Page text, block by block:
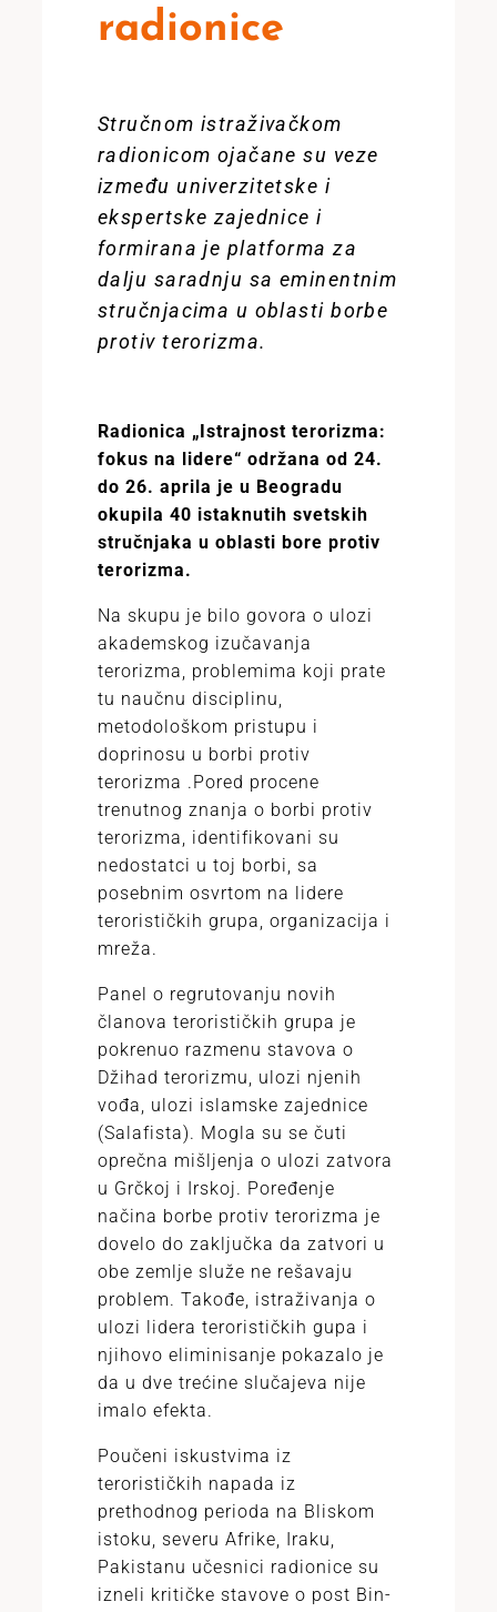
radionice
Stručnom istraživačkom
radionicom ojačane su veze
između univerzitetske i
ekspertske zajednice i
formirana je platforma za
dalju saradnju sa eminentnim
stručnjacima u oblasti borbe
protiv terorizma.
Radionica „Istrajnost terorizma:
fokus na lidere“ održana od 24.
do 26. aprila je u Beogradu
okupila 40 istaknutih svetskih
stručnjaka u oblasti bore protiv
terorizma.
Na skupu je bilo govora o ulozi
akademskog izučavanja
terorizma, problemima koji prate
tu naučnu disciplinu,
metodološkom pristupu i
doprinosu u borbi protiv
terorizma .Pored procene
trenutnog znanja o borbi protiv
terorizma, identifikovani su
nedostatci u toj borbi, sa
posebnim osvrtom na lidere
terorističkih grupa, organizacija i
mreža.
Panel o regrutovanju novih
članova terorističkih grupa je
pokrenuo razmenu stavova o
Džihad terorizmu, ulozi njenih
vođa, ulozi islamske zajednice
(Salafista). Mogla su se čuti
oprečna mišljenja o ulozi zatvora
u Grčkoj i Irskoj. Poređenje
načina borbe protiv terorizma je
dovelo do zaključka da zatvori u
obe zemlje služe ne rešavaju
problem. Takođe, istraživanja o
ulozi lidera terorističkih gupa i
njihovo eliminisanje pokazalo je
da u dve trećine slučajeva nije
imalo efekta.
Poučeni iskustvima iz
terorističkih napada iz
prethodnog perioda na Bliskom
istoku, severu Afrike, Iraku,
Pakistanu učesnici radionice su
izneli kritičke stavove o post Bin-